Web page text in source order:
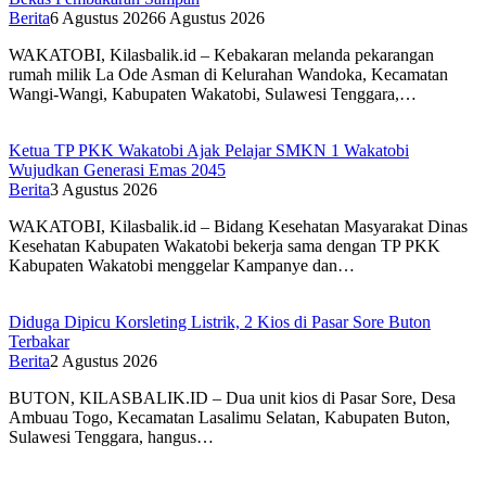
Berita6 Agustus 20266 Agustus 2026
WAKATOBI, Kilasbalik.id – Kebakaran melanda pekarangan
rumah milik La Ode Asman di Kelurahan Wandoka, Kecamatan
Wangi-Wangi, Kabupaten Wakatobi, Sulawesi Tenggara,…
Ketua TP PKK Wakatobi Ajak Pelajar SMKN 1 Wakatobi
Wujudkan Generasi Emas 2045
Berita3 Agustus 2026
WAKATOBI, Kilasbalik.id – Bidang Kesehatan Masyarakat Dinas
Kesehatan Kabupaten Wakatobi bekerja sama dengan TP PKK
Kabupaten Wakatobi menggelar Kampanye dan…
Diduga Dipicu Korsleting Listrik, 2 Kios di Pasar Sore Buton
Terbakar
Berita2 Agustus 2026
BUTON, KILASBALIK.ID – Dua unit kios di Pasar Sore, Desa
Ambuau Togo, Kecamatan Lasalimu Selatan, Kabupaten Buton,
Sulawesi Tenggara, hangus…